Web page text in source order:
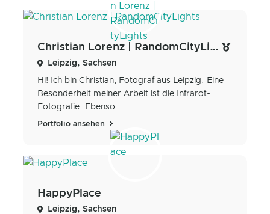
Christian Lorenz | RandomCityLights
Leipzig, Sachsen
Hi! Ich bin Christian, Fotograf aus Leipzig. Eine
Besonderheit meiner Arbeit ist die Infrarot-
Fotografie. Ebenso...
Portfolio ansehen
HappyPlace
Leipzig, Sachsen